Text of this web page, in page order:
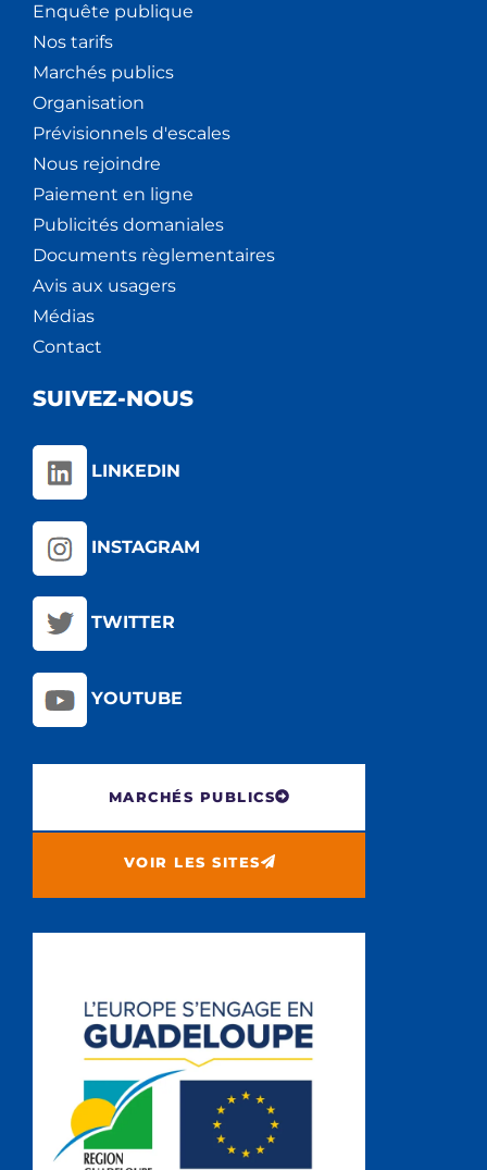
Enquête publique
Nos tarifs
Marchés publics
Organisation
Prévisionnels d'escales
Nous rejoindre
Paiement en ligne
Publicités domaniales
Documents règlementaires
Avis aux usagers
Médias
Contact
SUIVEZ-NOUS
LINKEDIN
INSTAGRAM
TWITTER
YOUTUBE
MARCHÉS PUBLICS
VOIR LES SITES